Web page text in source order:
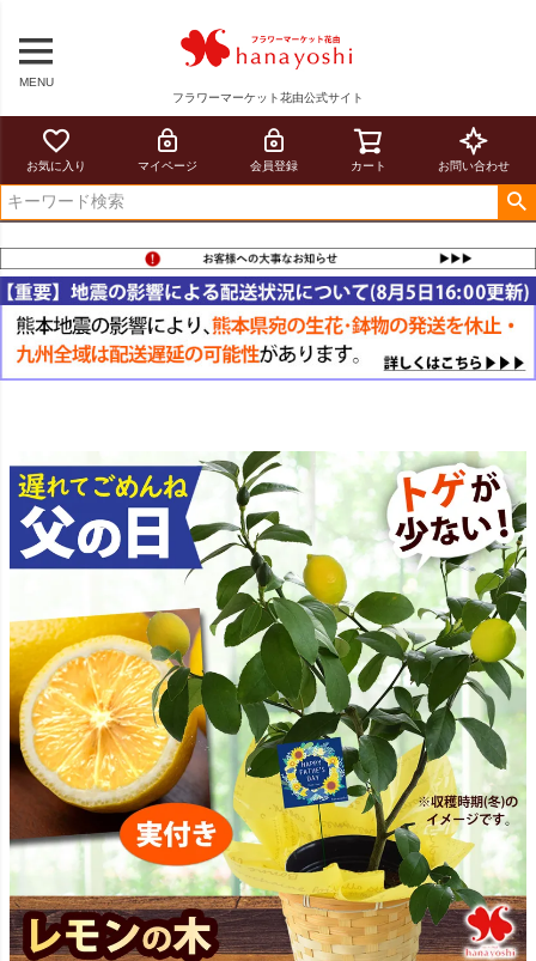
MENU
フラワーマーケット花由公式サイト
お気に入り マイページ 会員登録 カート お問い合わせ